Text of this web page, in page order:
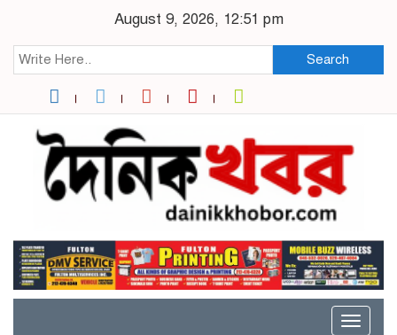
August 9, 2026, 12:51 pm
Search
Toggle